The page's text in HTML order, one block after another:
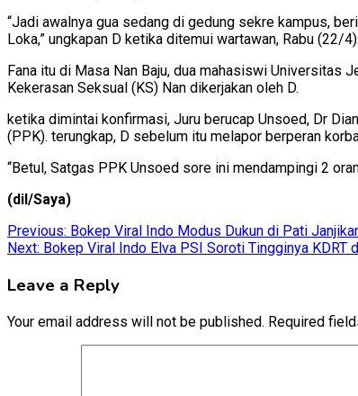
“Jadi awalnya gua sedang di gedung sekre kampus,
Loka,” ungkapan D ketika ditemui wartawan, Rabu (22/4).
Fana itu di Masa Nan Baju, dua mahasiswi
Kekerasan Seksual (KS) Nan dikerjakan oleh D.
ketika dimintai konfirmasi, Juru berucap Unsoed, Dr
(PPK). terungkap, D sebelum itu melapor berperan
“Betul, Satgas PPK Unsoed sore ini mendampingi 2
(dil/Saya)
Post
navigation
Previous: Bokep Viral Indo Modus Dukun di Pati
Next: Bokep Viral Indo Elva PSI Soroti Tingginya KDRT
Leave a Reply
Your email address will not be published. Required